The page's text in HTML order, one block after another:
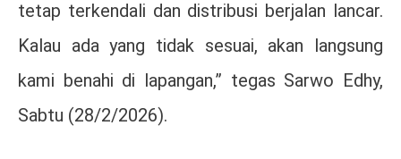
tetap terkendali dan distribusi berjalan lancar.
Kalau ada yang tidak sesuai, akan langsung
kami benahi di lapangan,” tegas Sarwo Edhy,
Sabtu (28/2/2026).